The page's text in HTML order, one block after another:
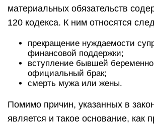
материальных обязательств
120 кодекса. К ним относятся
прекращение нуждаемости
финансовой поддержки;
вступление бывшей
официальный брак;
смерть мужа или жены.
Помимо причин, указанных в
является и такое основание, как